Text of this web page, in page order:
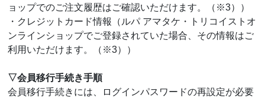
ョップでのご注文履歴はご確認いただけます。（※3））
・クレジットカード情報（ルパ アマタケ・トリコイストオ
ンラインショップでご登録されていた場合、その情報はご
利用いただけます。（※3））
▽会員移行手続き手順
会員移行手続きには、ログインパスワードの再設定が必要